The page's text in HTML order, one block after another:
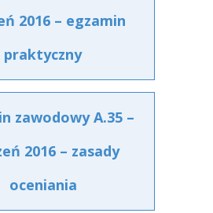
2016 – egzamin
praktyczny
zawodowy A.35 –
2016 – zasady
oceniania